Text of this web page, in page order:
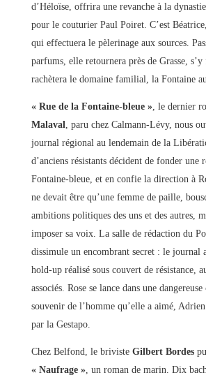
d’Héloïse, offrira une revanche à la
pour le couturier Paul Poiret. C’est
qui effectuera le pèlerinage aux sources.
parfums, elle retournera près de Grasse,
rachètera le domaine familial, la Fontaine
« Rue de la Fontaine-bleue », le dernier
Malaval , paru chez Calmann-Lévy, nous
journal régional au lendemain de la
d’anciens résistants décident de fonder une
Fontaine-bleue, et en confie la direction à
ne devait être qu’une femme de paille,
ambitions politiques des uns et des autres,
imposer sa voix. La salle de rédaction du
dissimule un encombrant secret : le journal
hold-up réalisé sous couvert de résistance,
associés. Rose se lance dans une dangereuse
souvenir de l’homme qu’elle a aimé,
par la Gestapo.
Chez Belfond, le briviste Gilbert Bordes
« Naufrage », un roman de marin. Dix